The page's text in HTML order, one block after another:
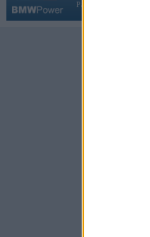
Par BMWPower